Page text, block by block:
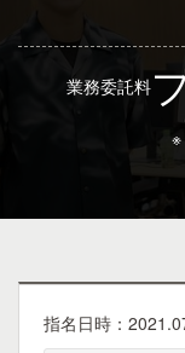
業務委託料
※
指名日時：